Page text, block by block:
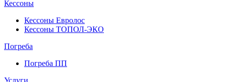
Кессоны
Кессоны Евролос
Кессоны ТОПОЛ-ЭКО
Погребa
Погреба ПП